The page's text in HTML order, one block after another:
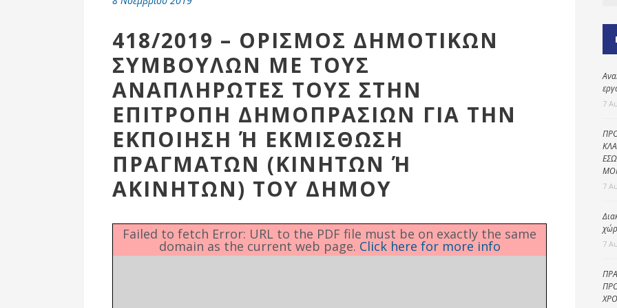
Ενότητες
Αθλητικές
Υποδομές
418/2019 – ΟΡΙΣΜΟΣ ΔΗΜΟΤΙΚΩΝ
ΣΥΜΒΟΥΛΩΝ ΜΕ ΤΟΥΣ
ΑΝΑΠΛΗΡΩΤΕΣ ΤΟΥΣ ΣΤΗΝ
ΕΠΙΤΡΟΠΗ ΔΗΜΟΠΡΑΣΙΩΝ ΓΙΑ ΤΗΝ
ΕΚΠΟΙΗΣΗ Ή ΕΚΜΙΣΘΩΣΗ
ΠΡΑΓΜΑΤΩΝ (ΚΙΝΗΤΩΝ Ή
ΑΚΙΝΗΤΩΝ) ΤΟΥ ΔΗΜΟΥ
Failed to fetch Error: URL to the PDF file must be on exactly the same
domain as the current web page. Click here for more info
7
7
7